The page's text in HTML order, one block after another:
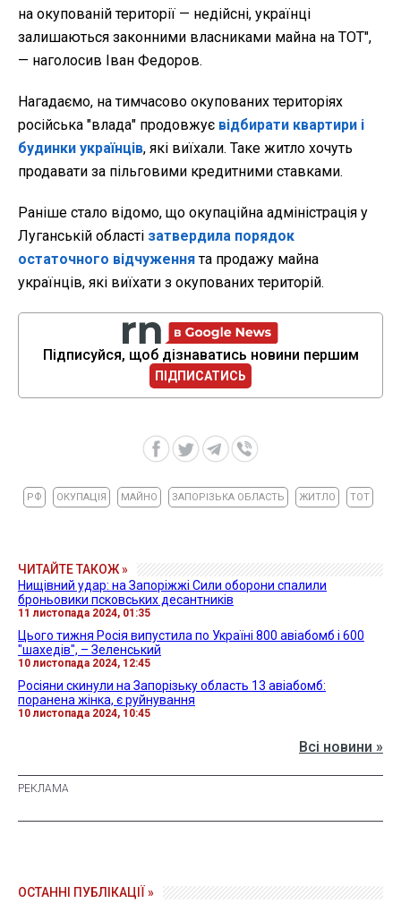
на окупованій території — недійсні, українці
залишаються законними власниками майна на ТОТ",
— наголосив Іван Федоров.
Нагадаємо, на тимчасово окупованих територіях
російська "влада" продовжує відбирати квартири і
будинки українців, які виїхали. Таке житло хочуть
продавати за пільговими кредитними ставками.
Раніше стало відомо, що окупаційна адміністрація у
Луганській області затвердила порядок
остаточного відчуженнята продажу майна
українців, які виїхати з окупованих територій.
Підписуйся, щоб дізнаватись новини першим
ПІДПИСАТИСЬ
РФ ОКУПАЦІЯ МАЙНО ЗАПОРІЗЬКА ОБЛАСТЬ ЖИТЛО ТОТ
ЧИТАЙТЕ ТАКОЖ »
Нищівний удар: на Запоріжжі Сили оборони спалили
броньовики псковських десантників
11 листопада 2024, 01:35
Цього тижня Росія випустила по Україні 800 авіабомб і 600
"шахедів", – Зеленський
10 листопада 2024, 12:45
Росіяни скинули на Запорізьку область 13 авіабомб:
поранена жінка, є руйнування
10 листопада 2024, 10:45
Всі новини »
ОСТАННІ ПУБЛІКАЦІЇ »